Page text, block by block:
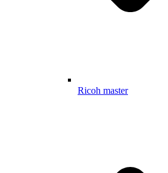
Ricoh master